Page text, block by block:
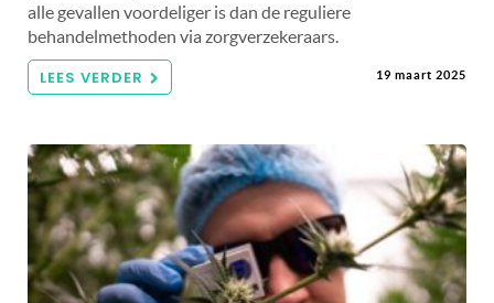
alle gevallen voordeliger is dan de reguliere
behandelmethoden via zorgverzekeraars.
LEES VERDER 19 maart 2025